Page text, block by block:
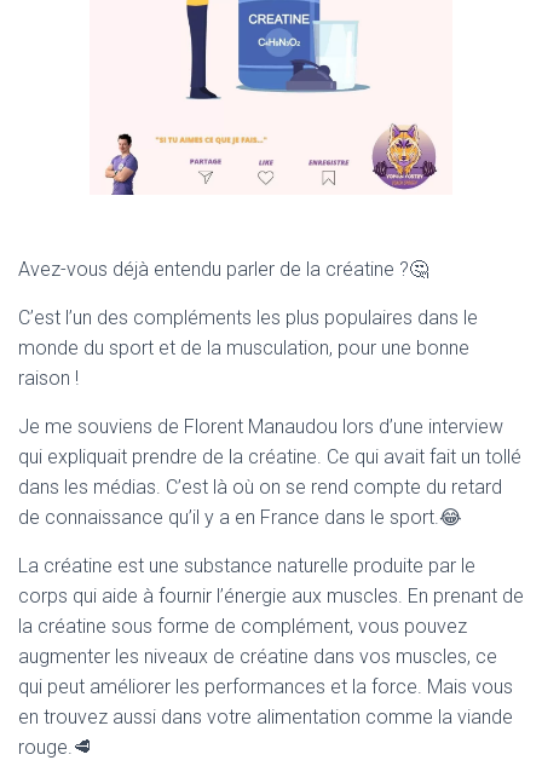
Avez-vous déjà entendu parler de la créatine ?🤔
C’est l’un des compléments les plus populaires dans le
monde du sport et de la musculation, pour une bonne
raison !
Je me souviens de Florent Manaudou lors d’une interview
qui expliquait prendre de la créatine. Ce qui avait fait un tollé
dans les médias. C’est là où on se rend compte du retard
de connaissance qu’il y a en France dans le sport.😂
La créatine est une substance naturelle produite par le
corps qui aide à fournir l’énergie aux muscles. En prenant de
la créatine sous forme de complément, vous pouvez
augmenter les niveaux de créatine dans vos muscles, ce
qui peut améliorer les performances et la force. Mais vous
en trouvez aussi dans votre alimentation comme la viande
rouge.🥩